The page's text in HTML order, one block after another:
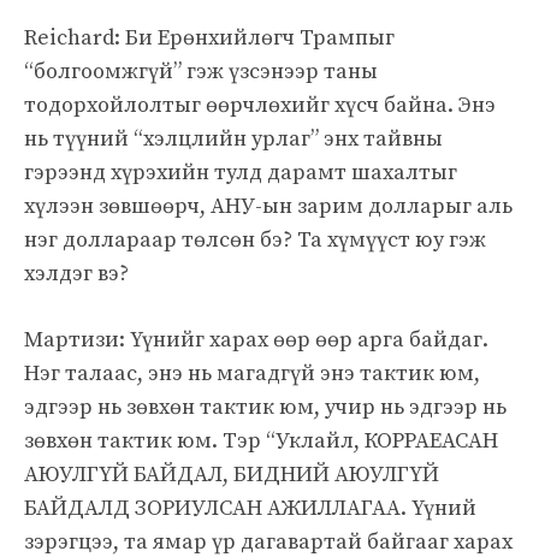
Reichard: Би Ерөнхийлөгч Трампыг
“болгоомжгүй” гэж үзсэнээр таны
тодорхойлолтыг өөрчлөхийг хүсч байна. Энэ
нь түүний “хэлцлийн урлаг” энх тайвны
гэрээнд хүрэхийн тулд дарамт шахалтыг
хүлээн зөвшөөрч, АНУ-ын зарим долларыг аль
нэг доллараар төлсөн бэ? Та хүмүүст юу гэж
хэлдэг вэ?
Мартизи: Үүнийг харах өөр өөр арга байдаг.
Нэг талаас, энэ нь магадгүй энэ тактик юм,
эдгээр нь зөвхөн тактик юм, учир нь эдгээр нь
зөвхөн тактик юм. Тэр “Уклайл, КОРРАЕАСАН
АЮУЛГҮЙ БАЙДАЛ, БИДНИЙ АЮУЛГҮЙ
БАЙДАЛД ЗОРИУЛСАН АЖИЛЛАГАА. Үүний
зэрэгцээ, та ямар үр дагавартай байгааг харах